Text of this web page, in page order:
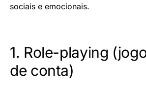
sociais e emocionais.
1. Role-playing
de conta)